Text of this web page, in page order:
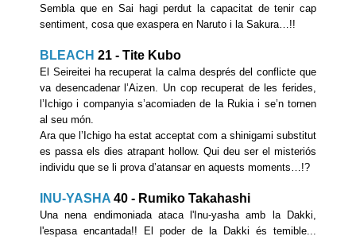
Sembla que en Sai hagi perdut la capacitat de tenir cap
sentiment, cosa que exaspera en Naruto i la Sakura…!!
BLEACH 21 - Tite Kubo
El Seireitei ha recuperat la calma després del conflicte que
va desencadenar l’Aizen. Un cop recuperat de les ferides,
l’Ichigo i companyia s’acomiaden de la Rukia i se’n tornen
al seu món.
Ara que l’Ichigo ha estat acceptat com a shinigami substitut
es passa els dies atrapant hollow. Qui deu ser el misteriós
individu que se li prova d’atansar en aquests moments…!?
INU-YASHA 40 - Rumiko Takahashi
Una nena endimoniada ataca l'Inu-yasha amb la Dakki,
l'espasa encantada!! El poder de la Dakki és temible...